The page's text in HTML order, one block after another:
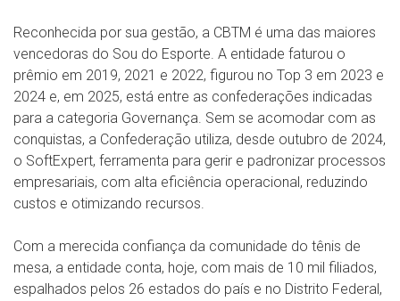
Reconhecida por sua gestão, a CBTM é uma das maiores
vencedoras do Sou do Esporte. A entidade faturou o
prêmio em 2019, 2021 e 2022, figurou no Top 3 em 2023 e
2024 e, em 2025, está entre as confederações indicadas
para a categoria Governança. Sem se acomodar com as
conquistas, a Confederação utiliza, desde outubro de 2024,
o SoftExpert, ferramenta para gerir e padronizar processos
empresariais, com alta eficiência operacional, reduzindo
custos e otimizando recursos.
Com a merecida confiança da comunidade do tênis de
mesa, a entidade conta, hoje, com mais de 10 mil filiados,
espalhados pelos 26 estados do país e no Distrito Federal,